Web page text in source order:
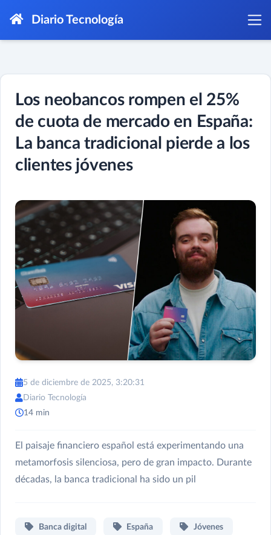
Diario Tecnología
Los neobancos rompen el 25%
de cuota de mercado en España:
La banca tradicional pierde a los
clientes jóvenes
5 de diciembre de 2025, 3:20:31
Diario Tecnología
14 min
El paisaje financiero español está experimentando una
metamorfosis silenciosa, pero de gran impacto. Durante
décadas, la banca tradicional ha sido un pil
Banca digital España Jóvenes